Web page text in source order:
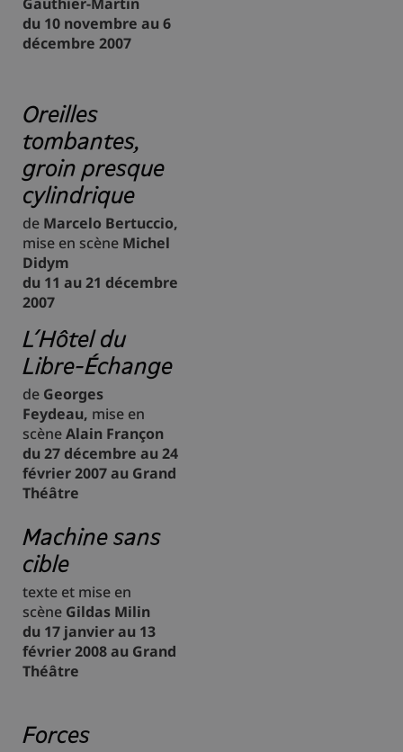
du 10 novembre au 6
décembre 2007
Oreilles
tombantes,
groin presque
cylindrique
de Marcelo Bertuccio,
mise en scène Michel
Didym
du 11 au 21 décembre
2007
L’Hôtel du
Libre-Échange
de Georges
Feydeau, mise en
scèneAlain Françon
du 27 décembre au 24
février 2007 au Grand
Théâtre
Machine sans
cible
texte et mise en
scène Gildas Milin
du 17 janvier au 13
février 2008 au Grand
Théâtre
Forces